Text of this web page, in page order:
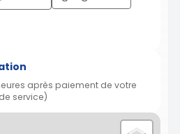
après paiement de votre
service)